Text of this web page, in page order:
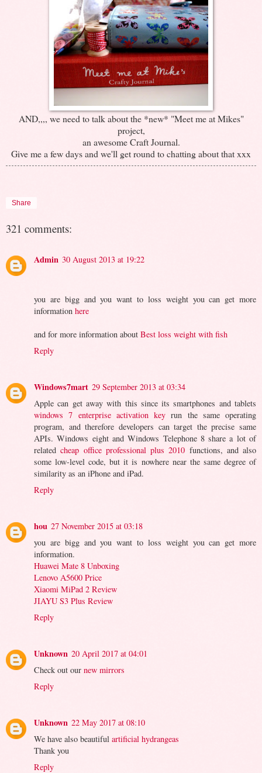
AND,,,, we need to talk about the *new* "Meet me at Mikes"
project,
an awesome Craft Journal.
Give me a few days and we'll get round to chatting about that xxx
Share
321 comments:
Admin 30 August 2013 at 19:22
you are bigg and you want to loss weight you can get more
information here
and for more information about Best loss weight with fish
Reply
Windows7mart 29 September 2013 at 03:34
Apple can get away with this since its smartphones and tablets
windows 7 enterprise activation key run the same operating
program, and therefore developers can target the precise same
APIs. Windows eight and Windows Telephone 8 share a lot of
relatedcheap office professional plus 2010 functions, and also
some low-level code, but it is nowhere near the same degree of
similarity as an iPhone and iPad.
Reply
hou 27 November 2015 at 03:18
you are bigg and you want to loss weight you can get more
information.
Huawei Mate 8 Unboxing
Lenovo A5600 Price
Xiaomi MiPad 2 Review
JIAYU S3 Plus Review
Reply
Unknown 20 April 2017 at 04:01
Check out our new mirrors
Reply
Unknown 22 May 2017 at 08:10
We have also beautiful artificial hydrangeas
Thank you
Reply